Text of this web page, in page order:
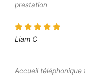
prestation
Liam C
Accueil téléphonique